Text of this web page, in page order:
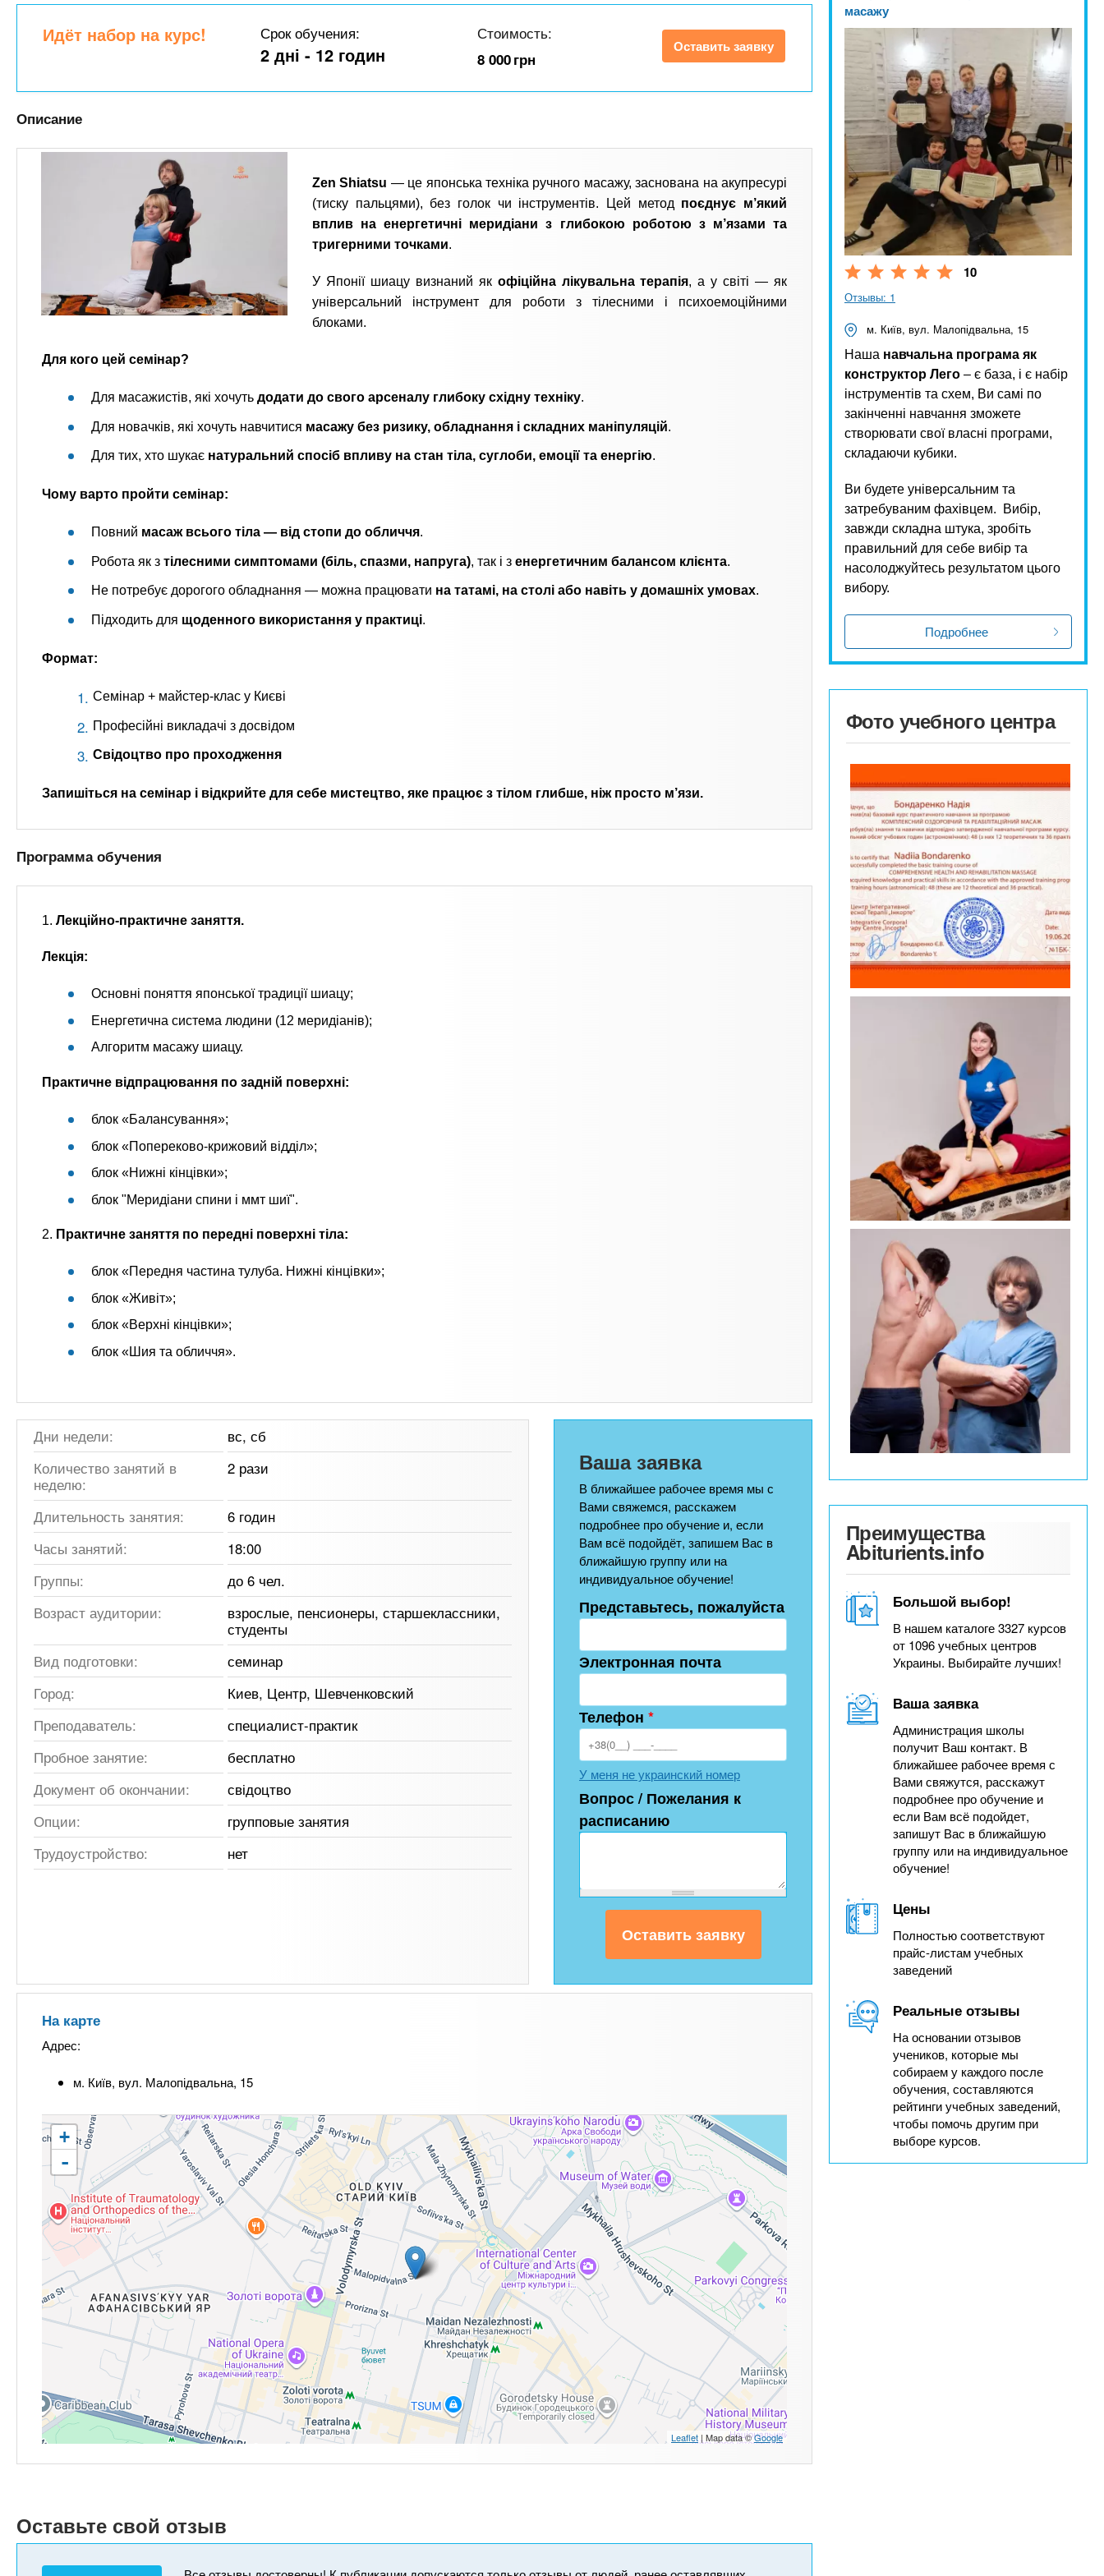
n
s
.
o
х
д
е
Идёт набор на курс! Срок обучения:
2 дні - 12 годин
Стоимость:
8 000грн
Оставить заявку
Описание
Zen Shiatsu — це японська техніка ручного масажу, заснована на акупресурі
(тиску пальцями), без голок чи інструментів. Цей метод поєднує м’який
вплив на енергетичні меридіани з глибокою роботою з м’язами та
тригерними точками.
У Японії шиацу визнаний як офіційна лікувальна терапія, а у світі — як
універсальний інструмент для роботи з тілесними і психоемоційними
блоками.
Для кого цей семінар?
Для масажистів, які хочуть додати до свого арсеналу глибоку східну техніку.
Для новачків, які хочуть навчитися масажу без ризику, обладнання і складних маніпуляцій.
Для тих, хто шукає натуральний спосіб впливу на стан тіла, суглоби, емоції та енергію.
Чому варто пройти семінар:
Повний масаж всього тіла — від стопи до обличчя.
Робота як з тілесними симптомами (біль, спазми, напруга), так і з енергетичним балансом клієнта.
Не потребує дорогого обладнання — можна працювати на татамі, на столі або навіть у домашніх умовах.
Підходить для щоденного використання у практиці.
Формат:
Семінар + майстер-клас у Києві
Професійні викладачі з досвідом
Свідоцтво про проходження
Запишіться на семінар і відкрийте для себе мистецтво, яке працює з тілом глибше, ніж просто м’язи.
Программа обучения
1. Лекційно-практичне заняття.
Лекція:
Основні поняття японської традиції шиацу;
Енергетична система людини (12 меридіанів);
Алгоритм масажу шиацу.
Практичне відпрацювання по задній поверхні:
блок «Балансування»;
блок «Попереково-крижовий відділ»;
блок «Нижні кінцівки»;
блок "Меридіани спини і ммт шиї".
2. Практичне заняття по передні поверхні тіла:
блок «Передня частина тулуба. Нижні кінцівки»;
блок «Живіт»;
блок «Верхні кінцівки»;
блок «Шия та обличчя».
Дни недели:
вс, сб
Количество занятий в
неделю:
2 рази
Длительность занятия:
6 годин
Часы занятий:
18:00
Группы:
до 6 чел.
Возраст аудитории:
взрослые, пенсионеры, старшеклассники,
студенты
Вид подготовки:
семинар
Город:
Киев, Центр, Шевченковский
Преподаватель:
специалист-практик
Пробное занятие:
бесплатно
Документ об окончании:
свідоцтво
Опции:
групповые занятия
Трудоустройство:
нет
Ваша заявка
В ближайшее рабочее время мы с
Вами свяжемся, расскажем
подробнее про обучение и, если
Вам всё подойдёт, запишем Вас в
ближайшую группу или на
индивидуальное обучение!
Представьтесь, пожалуйста
Электронная почта
Телефон *
У меня не украинский номер
Вопрос / Пожелания к
расписанию
На карте
Адрес:
м. Київ, вул. Малопідвальна, 15
+
-
Leaflet| Map data ©Google
Оставьте свой отзыв
масажу
10
Отзывы: 1
м. Київ, вул. Малопідвальна, 15
Наша навчальна програма як
конструктор Лего – є база, і є набір
інструментів та схем, Ви самі по
закінченні навчання зможете
створювати свої власні програми,
складаючи кубики.
Ви будете універсальним та
затребуваним фахівцем. Вибір,
завжди складна штука, зробіть
правильний для себе вибір та
насолоджуйтесь результатом цього
вибору.
Подробнее
Фото учебного центра
Преимущества
Abiturients.info
Большой выбор!
В нашем каталоге 3327 курсов
от 1096 учебных центров
Украины. Выбирайте лучших!
Ваша заявка
Администрация школы
получит Ваш контакт. В
ближайшее рабочее время с
Вами свяжутся, расскажут
подробнее про обучение и
если Вам всё подойдет,
запишут Вас в ближайшую
группу или на индивидуальное
обучение!
Цены
Полностью соответствуют
прайс-листам учебных
заведений
Реальные отзывы
На основании отзывов
учеников, которые мы
собираем у каждого после
обучения, составляются
рейтинги учебных заведений,
чтобы помочь другим при
выборе курсов.